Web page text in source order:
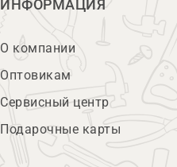
ИНФОРМАЦИЯ
О компании
Оптовикам
Сервисный центр
Подарочные карты